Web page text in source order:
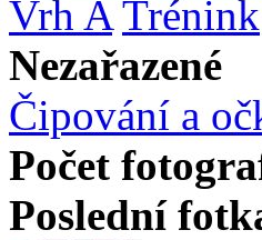
Vrh A Trénink
Nezařazené
Čipování a
Počet
Poslední